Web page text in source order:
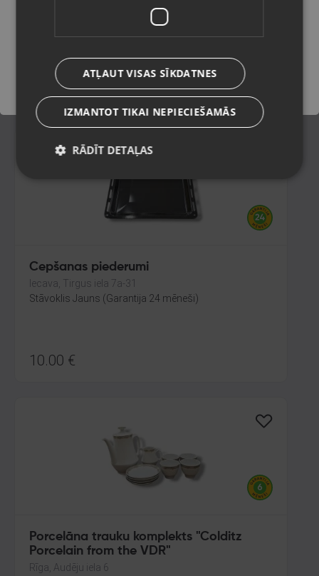
Stāvoklis Jauns (Garantija 24 mēneši)
12.00€
Cepšanas piederumi
Iecava, Tirgus iela 7a-31
Stāvoklis Jauns (Garantija 24 mēneši)
10.00 €
Porcelāna trauku komplekts "Colditz
Porcelain from the VDR"
Rīga, Audēju iela 6
Saglabāt
ATĻAUT VISAS SĪKDATNES
IZMANTOT TIKAI NEPIECIEŠAMĀS
RĀDĪT DETAĻAS